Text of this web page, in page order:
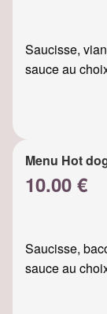
Saucisse,
sauce au
Menu Hot
10.00 €
Saucisse,
sauce au